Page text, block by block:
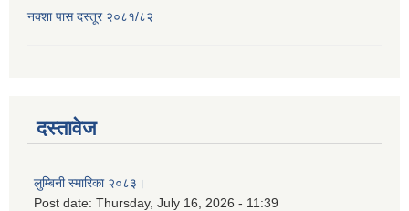
नक्शा पास दस्तूर २०८१/८२
दस्तावेज
लुम्बिनी स्मारिका २०८३।
Post date: Thursday, July 16, 2026 - 11:39